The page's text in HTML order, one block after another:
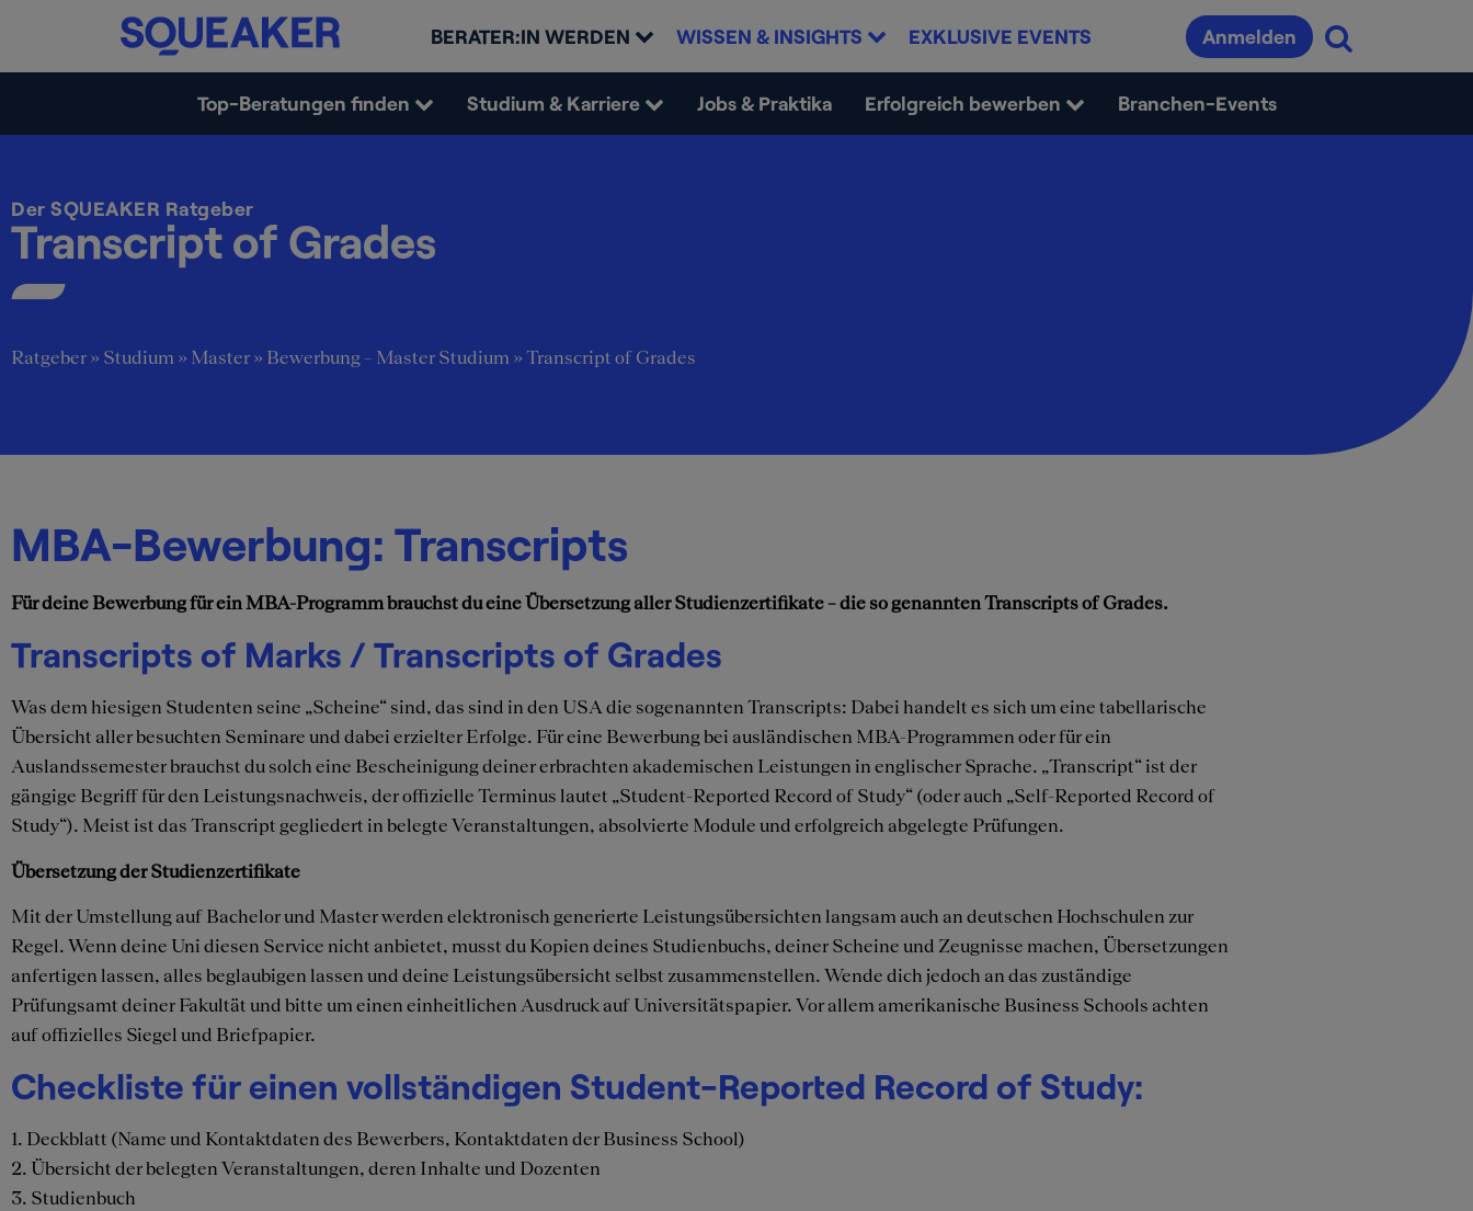
BERATER:IN WERDEN WISSEN & INSIGHTS EXKLUSIVE EVENTS Anmelden
Top-Beratungen finden Studium & Karriere Jobs & Praktika Erfolgreich bewerben Branchen-Events
Der SQUEAKER Ratgeber
Transcript of Grades
Ratgeber » Studium » Master » Bewerbung – Master Studium »Transcript of Grades
MBA-Bewerbung: Transcripts
Für deine Bewerbung für ein MBA-Programm brauchst du eine Übersetzung aller Studienzertifikate – die so genannten Transcripts of Grades.
Transcripts of Marks / Transcripts of Grades
Was dem hiesigen Studenten seine „Scheine“ sind, das sind in den USA die sogenannten Transcripts: Dabei handelt es sich um eine tabellarische
Übersicht aller besuchten Seminare und dabei erzielter Erfolge. Für eine Bewerbung bei ausländischen MBA-Programmen oder für ein
Auslandssemester brauchst du solch eine Bescheinigung deiner erbrachten akademischen Leistungen in englischer Sprache. „Transcript“ ist der
gängige Begriff für den Leistungsnachweis, der offizielle Terminus lautet „Student-Reported Record of Study“ (oder auch „Self-Reported Record of
Study“). Meist ist das Transcript gegliedert in belegte Veranstaltungen, absolvierte Module und erfolgreich abgelegte Prüfungen.
Übersetzung der Studienzertifikate
Mit der Umstellung auf Bachelor und Master werden elektronisch generierte Leistungsübersichten langsam auch an deutschen Hochschulen zur
Regel. Wenn deine Uni diesen Service nicht anbietet, musst du Kopien deines Studienbuchs, deiner Scheine und Zeugnisse machen, Übersetzungen
anfertigen lassen, alles beglaubigen lassen und deine Leistungsübersicht selbst zusammenstellen. Wende dich jedoch an das zuständige
Prüfungsamt deiner Fakultät und bitte um einen einheitlichen Ausdruck auf Universitätspapier. Vor allem amerikanische Business Schools achten
auf offizielles Siegel und Briefpapier.
Checkliste für einen vollständigen Student-Reported Record of Study:
1. Deckblatt (Name und Kontaktdaten des Bewerbers, Kontaktdaten der Business School)
2. Übersicht der belegten Veranstaltungen, deren Inhalte und Dozenten
3. Studienbuch